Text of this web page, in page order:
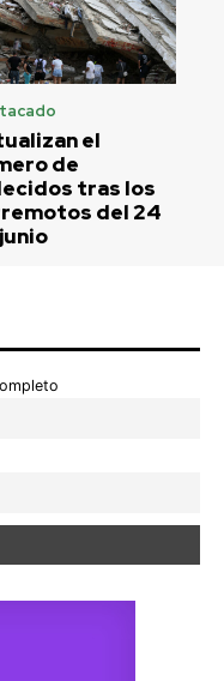
el
de
tras los
del 24